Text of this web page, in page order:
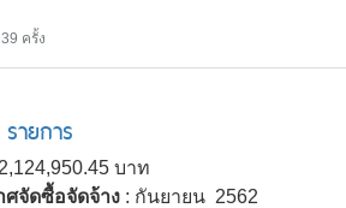
ครั้ง
ายการ
บาท
ศจัดซื้อจัดจ้าง : กันยายน 2562